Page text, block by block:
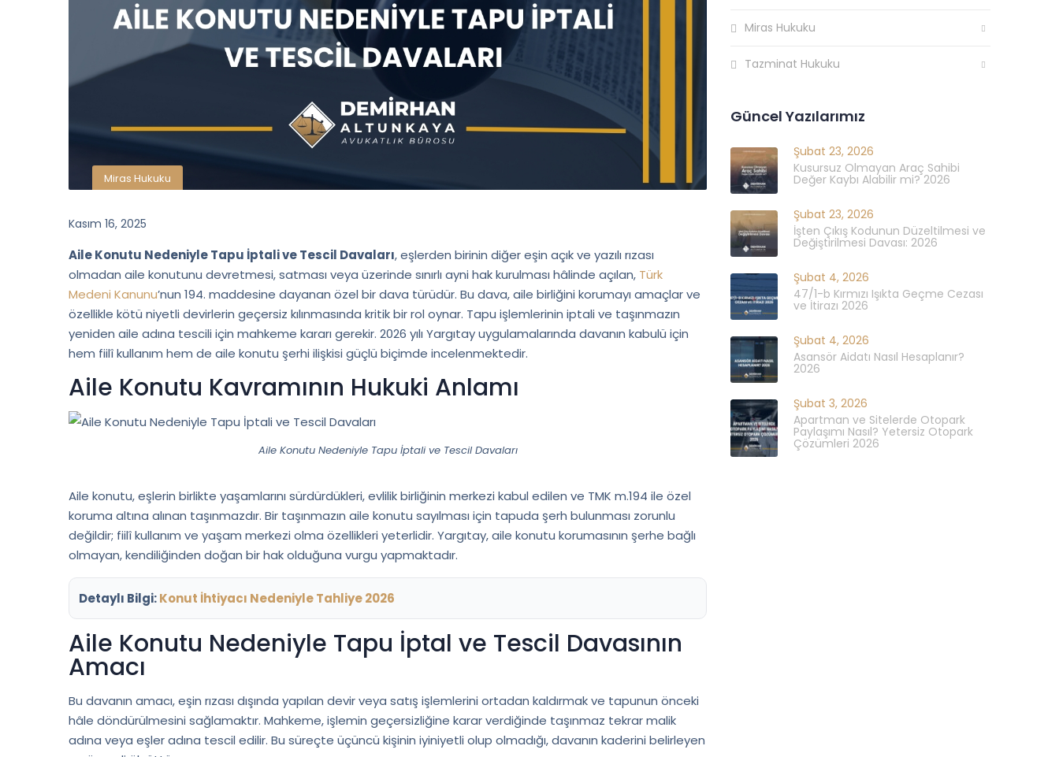
Miras Hukuku
Kasım 16, 2025
Aile Konutu Nedeniyle Tapu İptali ve Tescil Davaları, eşlerden birinin diğer eşin açık ve yazılı rızası
olmadan aile konutunu devretmesi, satması veya üzerinde sınırlı ayni hak kurulması hâlinde açılan, Türk
Medeni Kanunu’nun 194. maddesine dayanan özel bir dava türüdür. Bu dava, aile birliğini korumayı amaçlar ve
özellikle kötü niyetli devirlerin geçersiz kılınmasında kritik bir rol oynar. Tapu işlemlerinin iptali ve taşınmazın
yeniden aile adına tescili için mahkeme kararı gerekir. 2026 yılı Yargıtay uygulamalarında davanın kabulü için
hem fiilî kullanım hem de aile konutu şerhi ilişkisi güçlü biçimde incelenmektedir.
Aile Konutu Kavramının Hukuki Anlamı
Aile Konutu Nedeniyle Tapu İptali ve Tescil Davaları
Aile konutu, eşlerin birlikte yaşamlarını sürdürdükleri, evlilik birliğinin merkezi kabul edilen ve TMK m.194 ile özel
koruma altına alınan taşınmazdır. Bir taşınmazın aile konutu sayılması için tapuda şerh bulunması zorunlu
değildir; fiilî kullanım ve yaşam merkezi olma özellikleri yeterlidir. Yargıtay, aile konutu korumasının şerhe bağlı
olmayan, kendiliğinden doğan bir hak olduğuna vurgu yapmaktadır.
Detaylı Bilgi:Konut İhtiyacı Nedeniyle Tahliye 2026
Aile Konutu Nedeniyle Tapu İptal ve Tescil Davasının
Amacı
Bu davanın amacı, eşin rızası dışında yapılan devir veya satış işlemlerini ortadan kaldırmak ve tapunun önceki
hâle döndürülmesini sağlamaktır. Mahkeme, işlemin geçersizliğine karar verdiğinde taşınmaz tekrar malik
adına veya eşler adına tescil edilir. Bu süreçte üçüncü kişinin iyiniyetli olup olmadığı, davanın kaderini belirleyen
Miras Hukuku
Tazminat Hukuku
Güncel Yazılarımız
Şubat 23, 2026
Kusursuz Olmayan Araç Sahibi
Değer Kaybı Alabilir mi? 2026
Şubat 23, 2026
İşten Çıkış Kodunun Düzeltilmesi ve
Değiştirilmesi Davası: 2026
Şubat 4, 2026
47/1-b Kırmızı Işıkta Geçme Cezası
ve İtirazı 2026
Şubat 4, 2026
Asansör Aidatı Nasıl Hesaplanır?
2026
Şubat 3, 2026
Apartman ve Sitelerde Otopark
Paylaşımı Nasıl? Yetersiz Otopark
Çözümleri 2026